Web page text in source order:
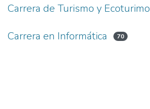
Carrera de Turismo y Ecoturimo
Carrera en Informática 70